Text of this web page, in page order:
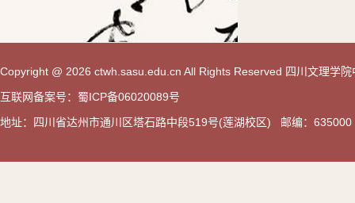
Copyright @ 2026 ctwh.sasu.edu.cn All Rights Reserved 四川文理学
互联网备案号：蜀ICP备06020089号
地址：四川省达州市通川区塔石路中段519号(莲湖校区) 邮编：